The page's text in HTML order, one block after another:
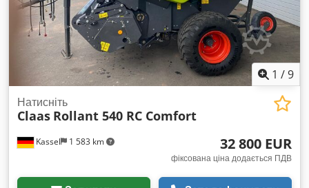
1 /9
Kassel 1 583 km
Натисніть
Claas Rollant 540 RC Comfort
32 800 EUR
фіксована ціна додається ПДВ